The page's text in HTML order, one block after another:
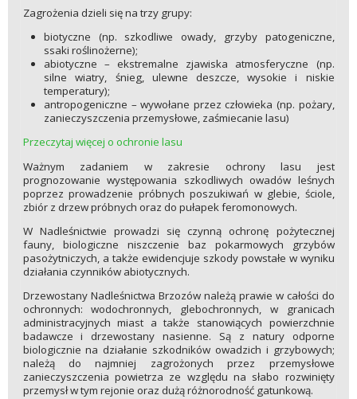
Zagrożenia dzieli się na trzy grupy:
biotyczne (np. szkodliwe owady, grzyby patogeniczne,
ssaki roślinożerne);
abiotyczne – ekstremalne zjawiska atmosferyczne (np.
silne wiatry, śnieg, ulewne deszcze, wysokie i niskie
temperatury);
antropogeniczne – wywołane przez człowieka (np. pożary,
zanieczyszczenia przemysłowe, zaśmiecanie lasu)
Przeczytaj więcej o ochronie lasu
Ważnym zadaniem w zakresie ochrony lasu jest
prognozowanie występowania szkodliwych owadów leśnych
poprzez prowadzenie próbnych poszukiwań w glebie, ściole,
zbiór z drzew próbnych oraz do pułapek feromonowych.
W Nadleśnictwie prowadzi się czynną ochronę pożytecznej
fauny, biologiczne niszczenie baz pokarmowych grzybów
pasożytniczych, a także ewidencjuje szkody powstałe w wyniku
działania czynników abiotycznych.
Drzewostany Nadleśnictwa Brzozów należą prawie w całości do
ochronnych: wodochronnych, glebochronnych, w granicach
administracyjnych miast a także stanowiących powierzchnie
badawcze i drzewostany nasienne. Są z natury odporne
biologicznie na działanie szkodników owadzich i grzybowych;
należą do najmniej zagrożonych przez przemysłowe
zanieczyszczenia powietrza ze względu na słabo rozwinięty
przemysł w tym rejonie oraz dużą różnorodność gatunkową.